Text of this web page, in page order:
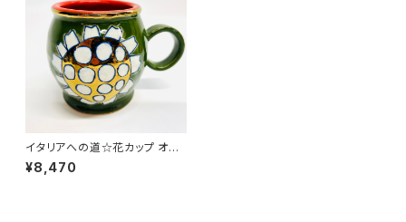
イタリアへの道☆花カップ オリ
ーブ
¥8,470